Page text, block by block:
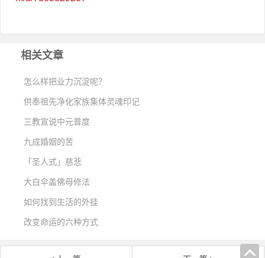
相关文章
怎么样把业力沉淀呢？
供奉祖先净化家族集体灵魂印记
三教宣说中元普度
九成婚姻的苦
「圣人式」慈悲
大白伞盖佛母修法
如何找到生活的外挂
改变命运的六种方式